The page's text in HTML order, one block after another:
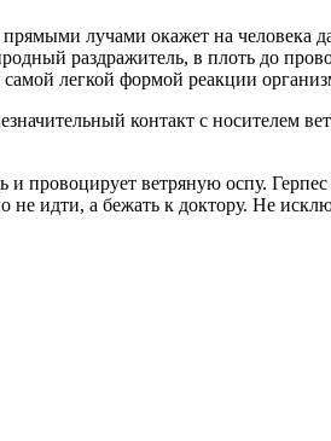
лучами окажет на человека
раздражитель, в плоть до
легкой формой реакции
контакт с носителем
провоцирует ветряную оспу.
идти, а бежать к доктору. Не